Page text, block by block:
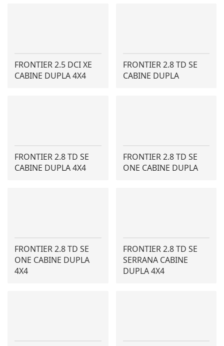
FRONTIER 2.5 DCI XE
CABINE DUPLA 4X4
FRONTIER 2.8 TD SE
CABINE DUPLA
FRONTIER 2.8 TD SE
CABINE DUPLA 4X4
FRONTIER 2.8 TD SE
ONE CABINE DUPLA
FRONTIER 2.8 TD SE
ONE CABINE DUPLA
4X4
FRONTIER 2.8 TD SE
SERRANA CABINE
DUPLA 4X4